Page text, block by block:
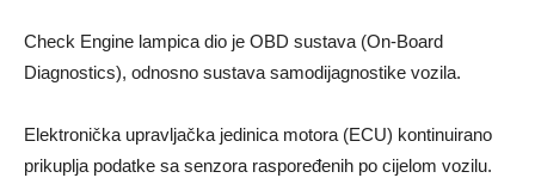
Check Engine lampica dio je OBD sustava (On-Board
Diagnostics), odnosno sustava samodijagnostike vozila.
Elektronička upravljačka jedinica motora (ECU) kontinuirano
prikuplja podatke sa senzora raspoređenih po cijelom vozilu.